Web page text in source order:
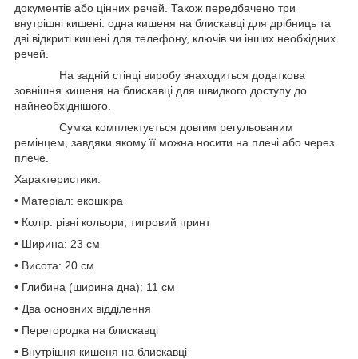
документів або цінних речей. Також передбачено три
внутрішні кишені: одна кишеня на блискавці для дрібниць та
дві відкриті кишені для телефону, ключів чи інших необхідних
речей.
На задній стінці виробу знаходиться додаткова
зовнішня кишеня на блискавці для швидкого доступу до
найнеобхіднішого.
Сумка комплектується довгим регульованим
ремінцем, завдяки якому її можна носити на плечі або через
плече.
Характеристики:
• Матеріал: екошкіра
• Колір: різні кольори, тигровий принт
• Ширина: 23 см
• Висота: 20 см
• Глибина (ширина дна): 11 см
• Два основних відділення
• Перегородка на блискавці
• Внутрішня кишеня на блискавці